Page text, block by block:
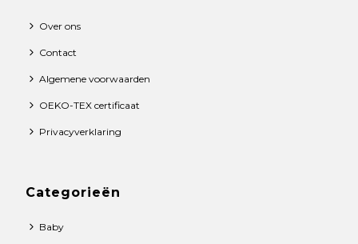
Over ons
Contact
Algemene voorwaarden
OEKO-TEX certificaat
Privacyverklaring
Categorieën
Baby